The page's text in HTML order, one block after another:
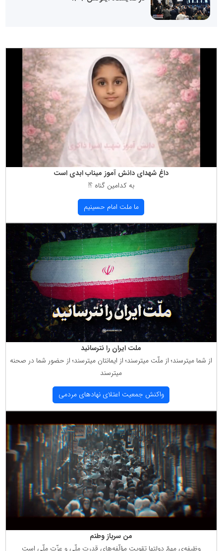
داغ شهدای دانش آموز میناب ابدی است
به كدامین گناه ؟!
ما ملت امام حسینیم
ملت ایران را نترسانید
از شما میترسند؛ از ملّت میترسند؛ از ایمانتان میترسند؛ از حضور شما در صحنه
میترسند
واكنش جمعیت اعتلای نهادهای مردمی
من سرباز وطنم
وظیفه‌ی مهمّ دولتها تقویت مؤلّفه‌های قدرت ملّی و عزّت ملّی است